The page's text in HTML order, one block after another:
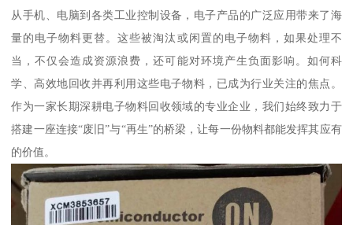
从手机、电脑到各类工业控制设备，电子产品的广泛应用带来了海
量的电子物料更替。这些被淘汰或闲置的电子物料，如果处理不
当，不仅会造成资源浪费，还可能对环境产生负面影响。如何科
学、高效地回收并再利用这些电子物料，已成为行业关注的焦点。
作为一家长期深耕电子物料回收领域的专业企业，我们始终致力于
搭建一座连接“废旧”与“再生”的桥梁，让每一份物料都能发挥其应有
的价值。